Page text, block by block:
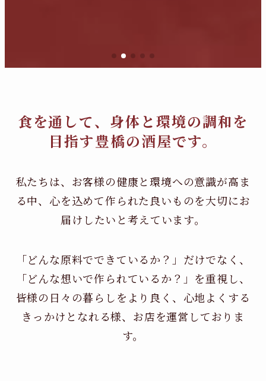
食を通して、身体と環境の調和を
目指す豊橋の酒屋です。
私たちは、お客様の健康と環境への意識が高ま
る中、 心を込めて作られた良いものを大切にお
届けしたいと考えています。
「どんな原料でできているか？」だけでなく、
「どんな想いで作られているか？」を重視し、
皆様の日々の暮らしをより良く、心地よくする
きっかけとなれる様、お店を運営しておりま
す。